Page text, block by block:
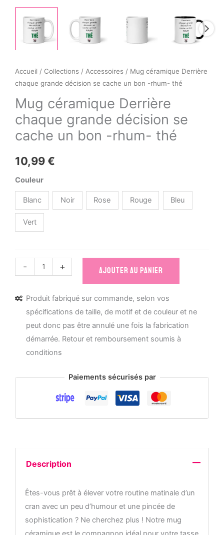
Accueil / Collections / Accessoires / Mug céramique Derrière
chaque grande décision se cache un bon -rhum- thé
Mug céramique Derrière
chaque grande décision se
cache un bon -rhum- thé
10,99€
Couleur
Blanc Noir Rose Rouge Bleu
Vert
-
de
céramique
Derrière
chaque
+ AJOUTER AU PANIER
Produit fabriqué sur commande, selon vos
spécifications de taille, de motif et de couleur et ne
peut donc pas être annulé une fois la fabrication
démarrée. Retour et remboursement soumis à
conditions
Paiements sécurisés par
Description
Êtes-vous prêt à élever votre routine matinale d’un
cran avec un peu d’humour et une pincée de
sophistication ? Ne cherchez plus ! Notre mug